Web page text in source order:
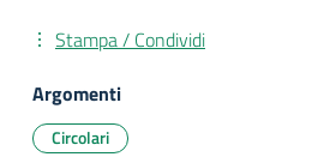
Stampa / Condividi
Argomenti
Circolari